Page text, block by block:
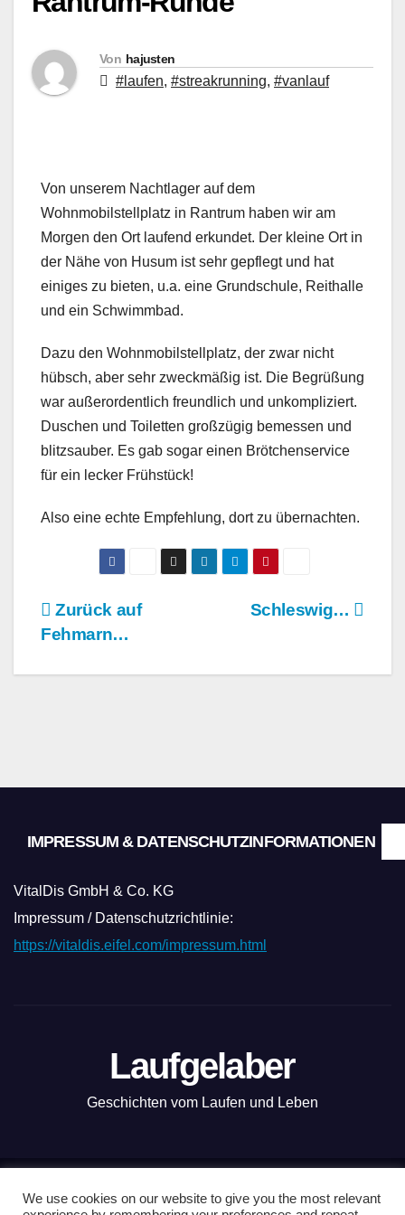
Von hajusten
#laufen, #streakrunning, #vanlauf
Von unserem Nachtlager auf dem
Wohnmobilstellplatz in Rantrum haben wir am
Morgen den Ort laufend erkundet. Der kleine Ort in
der Nähe von Husum ist sehr gepflegt und hat
einiges zu bieten, u.a. eine Grundschule, Reithalle
und ein Schwimmbad.
Dazu den Wohnmobilstellplatz, der zwar nicht
hübsch, aber sehr zweckmäßig ist. Die Begrüßung
war außerordentlich freundlich und unkompliziert.
Duschen und Toiletten großzügig bemessen und
blitzsauber. Es gab sogar einen Brötchenservice
für ein lecker Frühstück!
Also eine echte Empfehlung, dort zu übernachten.
BeitragsnavigationSchleswig…
Zurück auf
Fehmarn…
IMPRESSUM & DATENSCHUTZINFORMATIONEN
VitalDis GmbH & Co. KG
Impressum / Datenschutzrichtlinie:
https://vitaldis.eifel.com/impressum.html
Laufgelaber
Geschichten vom Laufen und Leben
Mit Stolz präsentiert von WordPress
Theme: News Live by
We use cookies on our website to give you the most relevant